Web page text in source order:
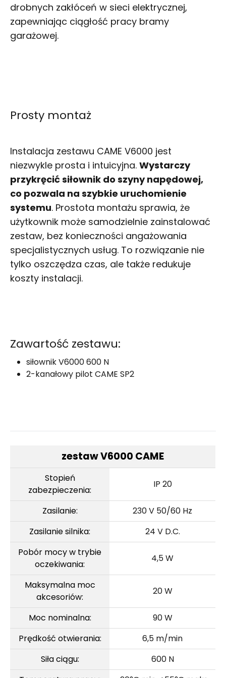
drobnych zakłóceń w sieci elektrycznej,
zapewniając ciągłość pracy bramy
garażowej.
Prosty montaż
Instalacja zestawu CAME V6000 jest
niezwykle prosta i intuicyjna. Wystarczy
przykręcić siłownik do szyny napędowej,
co pozwala na szybkie uruchomienie
systemu. Prostota montażu sprawia, że
użytkownik może samodzielnie zainstalować
zestaw, bez konieczności angażowania
specjalistycznych usług. To rozwiązanie nie
tylko oszczędza czas, ale także redukuje
koszty instalacji.
Zawartość zestawu:
siłownik V6000 600 N
2-kanałowy pilot CAME SP2
zestaw V6000 CAME
Stopień
zabezpieczenia:
IP 20
Zasilanie:
230 V 50/60 Hz
Zasilanie silnika:
24 V D.C.
Pobór mocy w trybie
oczekiwania:
4,5 W
Maksymalna moc
akcesoriów:
20 W
Moc nominalna:
90 W
Prędkość otwierania:
6,5 m/min
Siła ciągu:
600 N